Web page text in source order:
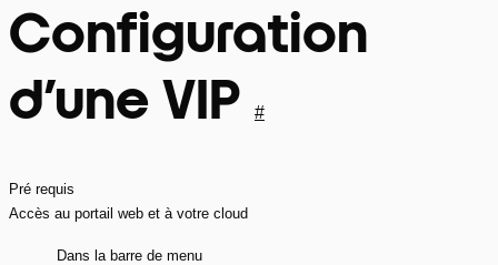
Configuration
d’une VIP
#
Pré requis
Accès au portail web et à votre cloud
Dans la barre de menu